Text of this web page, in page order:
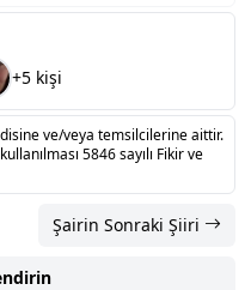
+5 kişi
ve/veya temsilcilerine aittir.
5846 sayılı Fikir ve
Şairin Sonraki Şiiri